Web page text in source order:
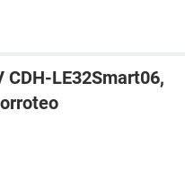
LE32Smart06,